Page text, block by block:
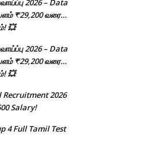
2026 – Data
₹29,200 வரை…
💥
2026 – Data
₹29,200 வரை…
💥
Recruitment 2026
Salary!
4 Full Tamil Test